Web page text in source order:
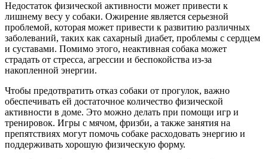
Недостаток физической активности может привести к
лишнему весу у собаки. Ожирение является серьезной
проблемой, которая может привести к развитию различных
заболеваний, таких как сахарный диабет, проблемы с сердцем
и суставами. Помимо этого, неактивная собака может
страдать от стресса, агрессии и беспокойства из-за
накопленной энергии.
Чтобы предотвратить отказ собаки от прогулок, важно
обеспечивать ей достаточное количество физической
активности в доме. Это можно делать при помощи игр и
тренировок. Игры с мячом, фризби, а также занятия на
препятствиях могут помочь собаке расходовать энергию и
поддерживать хорошую физическую форму.